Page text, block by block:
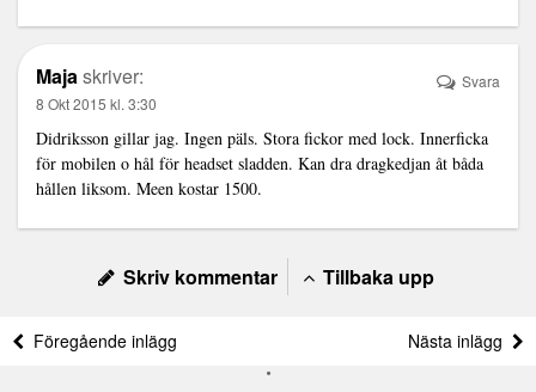
Majaskriver:
8 Okt 2015 kl. 3:30
Didriksson gillar jag. Ingen päls. Stora fickor med lock. Innerficka
för mobilen o hål för headset sladden. Kan dra dragkedjan åt båda
hållen liksom. Meen kostar 1500.
Svara
Skriv kommentar Tillbaka upp
Föregående inlägg Nästa inlägg